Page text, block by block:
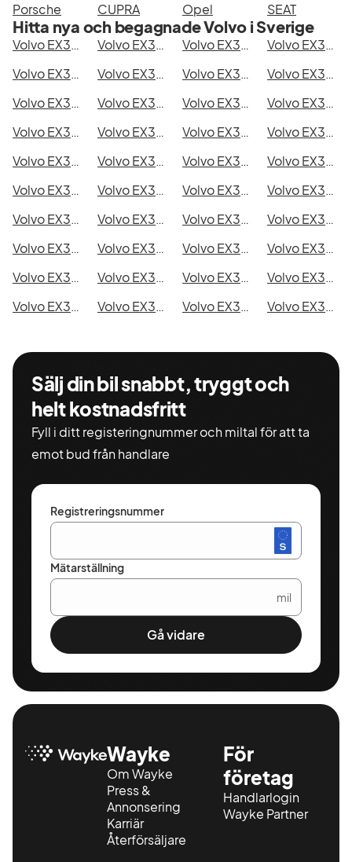
Porsche
CUPRA Opel SEAT
Hitta nya och begagnade Volvo i Sverige
Volvo EX30 P5 i Stockholm Volvo EX30 P5 i Göteborg Volvo EX30 P5 i Helsingborg
Volvo EX30 P5 i Jönköping
Volvo EX30 P5 i Malmö
Volvo EX30 P5 i Örebro Volvo EX30 P5 i Norrköping
Volvo EX30 P5 i Linköping
Volvo EX30 P5 i Uppsala
Volvo EX30 P5 i Västerås Volvo EX30 P5 i Halmstad
Volvo EX30 P5 i Växjö
Volvo EX30 P5 i Eskilstuna
Volvo EX30 P5 i Kalmar Volvo EX30 P5 i Karlskrona
Volvo EX30 P5 i Karlstad
Volvo EX30 P5 i Kristianstad
Volvo EX30 P5 i Sundsvall Volvo EX30 P5 i Umeå
Volvo EX30 P5 i Varberg
Volvo EX30 P5 i Borås
Volvo EX30 P5 i Falkenberg Volvo EX30 P5 i Gävle
Volvo EX30 P5 i Luleå
Volvo EX30 P5 i Lund
Volvo EX30 P5 i Mönsterås Volvo EX30 P5 i Uddevalla
Volvo EX30 P5 i Västervik
Volvo EX30 P5 i Ystad
Volvo EX30 P5 i Östersund Volvo EX30 P5 i Borlänge
Volvo EX30 P5 i Kiruna
Volvo EX30 P5 i Nyköping
Volvo EX30 P5 i Oskarshamn Volvo EX30 P5 i Sigtuna
Volvo EX30 P5 i Skellefteå
Volvo EX30 P5 i Skövde
Volvo EX30 P5 i Trollhättan Volvo EX30 P5 i Alingsås Volvo EX30 P5 i Båstad
Sälj din bil snabbt, tryggt och
helt kostnadsfritt
Fyll i ditt registeringnummer och miltal för att ta
emot bud från handlare
Registreringsnummer
Mätarställning
mil
Gå vidare
Wayke
Om Wayke
Press &
Annonsering
Karriär
Återförsäljare
För
företag
Handlarlogin
Wayke Partner